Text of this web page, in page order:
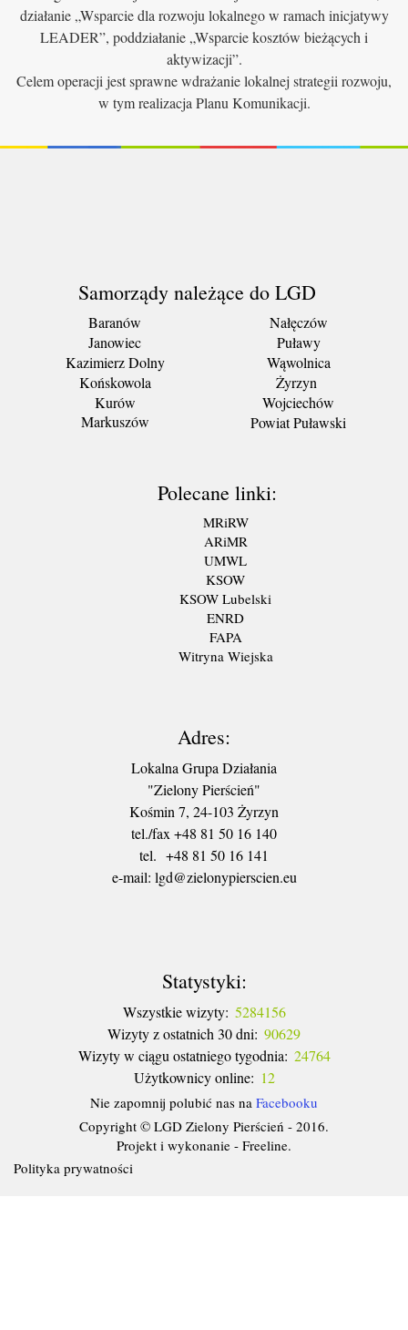
działanie „Wsparcie dla rozwoju lokalnego w ramach inicjatywy
LEADER”, poddziałanie „Wsparcie kosztów bieżących i
aktywizacji”.
Celem operacji jest sprawne wdrażanie lokalnej strategii rozwoju,
w tym realizacja Planu Komunikacji.
Samorządy należące do LGD
Baranów
Janowiec
Kazimierz Dolny
Końskowola
Kurów
Markuszów
Nałęczów
Puławy
Wąwolnica
Żyrzyn
Wojciechów
Powiat Puławski
Polecane linki:
MRiRW
ARiMR
UMWL
KSOW
KSOW Lubelski
ENRD
FAPA
Witryna Wiejska
Adres:
Lokalna Grupa Działania
"Zielony Pierścień"
Kośmin 7, 24-103 Żyrzyn
tel./fax +48 81 50 16 140
tel. +48 81 50 16 141
​e-mail: lgd@zielonypierscien.eu
Statystyki:
Wszystkie wizyty: 5284156
Wizyty z ostatnich 30 dni: 90629
Wizyty w ciągu ostatniego tygodnia: 24764
Użytkownicy online: 12
Nie zapomnij polubić nas na Facebooku
Copyright © LGD Zielony Pierścień - 2016.
Projekt i wykonanie - Freeline.
Polityka prywatności